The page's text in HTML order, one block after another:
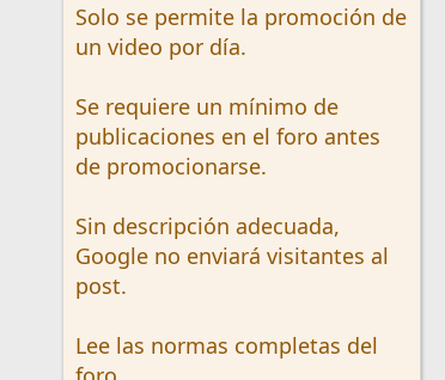
Solo se permite la promoción de
un video por día.
Se requiere un mínimo de
publicaciones en el foro antes
de promocionarse.
Sin descripción adecuada,
Google no enviará visitantes al
post.
Lee las normas completas del